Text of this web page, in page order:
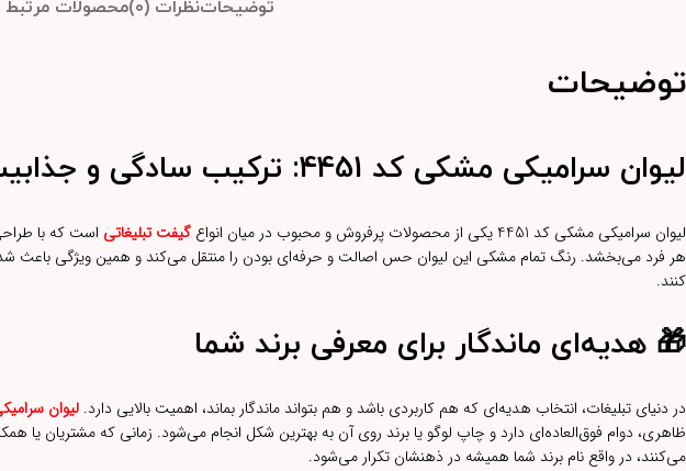
توضیحاتنظرات (0) محصولات مرتبط
توضیحات
لیوان سرامیکی مشکی کد 4451: ترکیب سادگی و
لیوان سرامیکی مشکی کد 4451 یکی از محصولات پرفروش و محبوب در میان انواع گیفت تبلیغاتی است که با
هر فرد می‌بخشد. رنگ تمام مشکی این لیوان حس اصالت و حرفه‌ای بودن را منتقل می‌کند و همین ویژگی باعث شده
کنند.
🎁 هدیه‌ای ماندگار برای معرفی برند شما
در دنیای تبلیغات، انتخاب هدیه‌ای که هم کاربردی باشد و هم بتواند ماندگار بماند، اهمیت بالایی دارد. لیوان
ظاهری، دوام فوق‌العاده‌ای دارد و چاپ لوگو یا برند روی آن به بهترین شکل انجام می‌شود. زمانی که مشتریان یا
می‌کنند، در واقع نام برند شما همیشه در ذهنشان تکرار می‌شود.